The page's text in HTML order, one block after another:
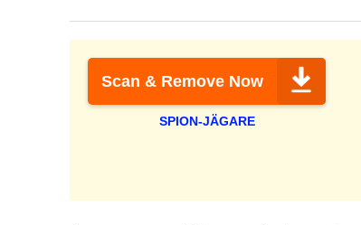
Scan & Remove Now
SPION-JÄGARE